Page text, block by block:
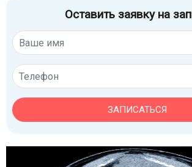
Оставить заявку на
ЗАПИСАТЬСЯ